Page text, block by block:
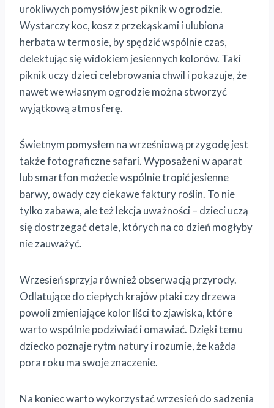
urokliwych pomysłów jest piknik w ogrodzie.
Wystarczy koc, kosz z przekąskami i ulubiona
herbata w termosie, by spędzić wspólnie czas,
delektując się widokiem jesiennych kolorów. Taki
piknik uczy dzieci celebrowania chwil i pokazuje, że
nawet we własnym ogrodzie można stworzyć
wyjątkową atmosferę.
Świetnym pomysłem na wrześniową przygodę jest
także fotograficzne safari. Wyposażeni w aparat
lub smartfon możecie wspólnie tropić jesienne
barwy, owady czy ciekawe faktury roślin. To nie
tylko zabawa, ale też lekcja uważności – dzieci uczą
się dostrzegać detale, których na co dzień mogłyby
nie zauważyć.
Wrzesień sprzyja również obserwacją przyrody.
Odlatujące do ciepłych krajów ptaki czy drzewa
powoli zmieniające kolor liści to zjawiska, które
warto wspólnie podziwiać i omawiać. Dzięki temu
dziecko poznaje rytm natury i rozumie, że każda
pora roku ma swoje znaczenie.
Na koniec warto wykorzystać wrzesień do sadzenia